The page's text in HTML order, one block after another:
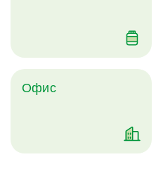
Офис